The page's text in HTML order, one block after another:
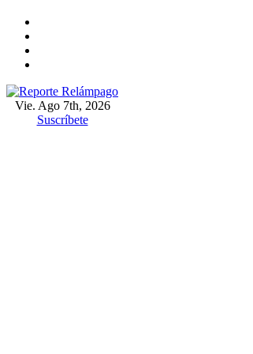
contenido
Reporte Relámpago
Claridad y rigor en cada noticia
Vie. Ago 7th, 2026
Suscríbete